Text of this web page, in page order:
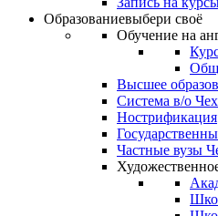
Образованиевыбери своё
Обучение на
Высшее
Система в/о
Нострификация
Частные вузы